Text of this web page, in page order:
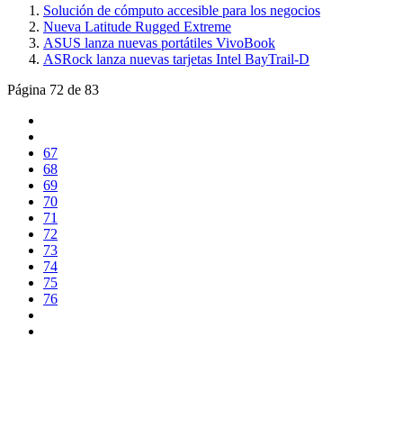
Solución de cómputo accesible para los negocios
Nueva Latitude Rugged Extreme
ASUS lanza nuevas portátiles VivoBook
ASRock lanza nuevas tarjetas Intel BayTrail-D
Página 72 de 83
67
68
69
70
71
72
73
74
75
76